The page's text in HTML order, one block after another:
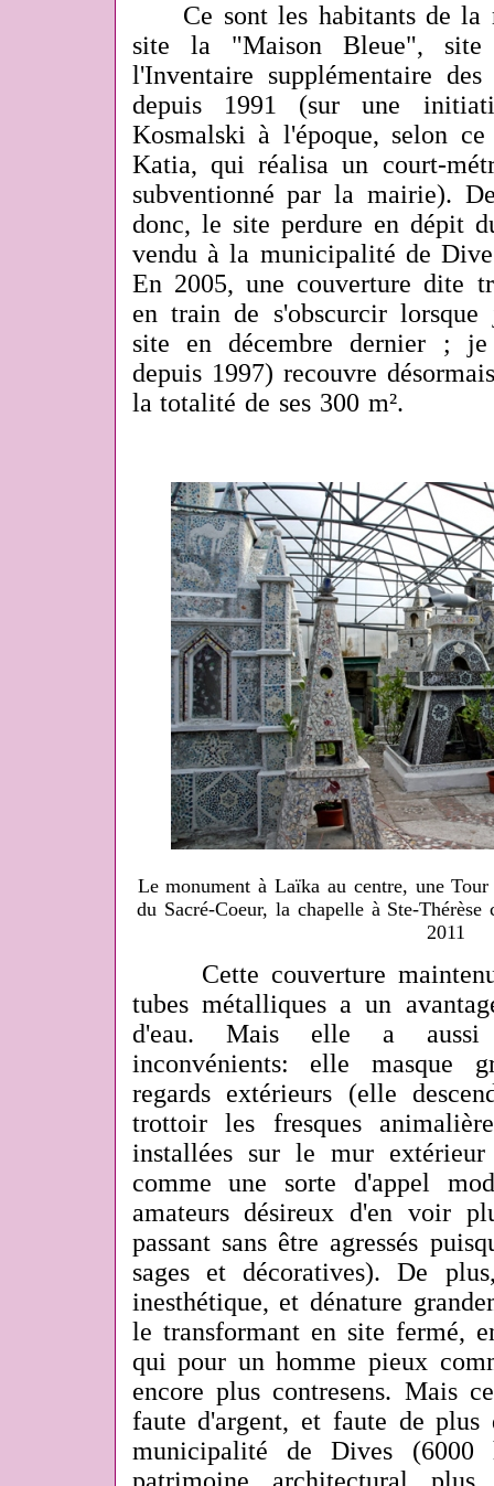
Ce sont les habitants de la
site la "Maison Bleue",
l'Inventaire supplémentaire
depuis 1991 (sur une
Kosmalski à l'époque, selon
Katia, qui réalisa un court-
subventionné par la mairie).
donc, le site perdure en dépit
vendu à la municipalité de
En 2005, une couverture dite
en train de s'obscurcir
site en décembre dernier ;
depuis 1997) recouvre
la totalité de ses 300 m².
Le monument à Laïka au centre, une
du Sacré-Coeur, la chapelle à Ste-
2011
Cette couverture
tubes métalliques a un
d'eau. Mais elle a aussi
inconvénients: elle masque
regards extérieurs (elle
trottoir les fresques
installées sur le mur
comme une sorte d'appel
amateurs désireux d'en voir
passant sans être agressés
sages et décoratives). De
inesthétique, et dénature
le transformant en site fermé,
qui pour un homme pieux
encore plus contresens. Mais
faute d'argent, et faute de plus
municipalité de Dives (6000